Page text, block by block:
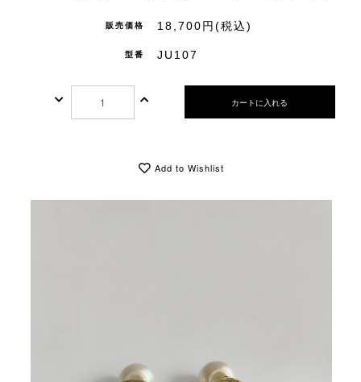
販売価格 18,700円(税込)
型番 JU107
カートに入れる
Add to Wishlist